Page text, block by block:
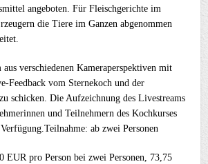
angeboten. Für Fleischgerichte im
die Tiere im Ganzen abgenommen
aus verschiedenen Kameraperspektiven mit
Feedback vom Sternekoch und der
schicken. Die Aufzeichnung des Livestreams
und Teilnehmern des Kochkurses
ab zwei Personen
EUR pro Person bei zwei Personen, 73,75